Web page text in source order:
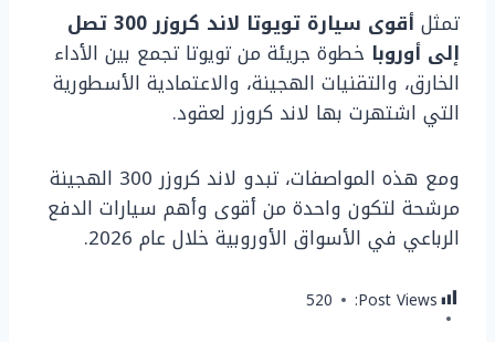
تمثل
أقوى سيارة تويوتا لاند كروزر 300 تصل
إلى أوروبا خطوة جريئة من تويوتا تجمع بين الأداء
الخارق، والتقنيات الهجينة، والاعتمادية الأسطورية
التي اشتهرت بها لاند كروزر لعقود.
ومع هذه المواصفات، تبدو لاند كروزر 300 الهجينة
مرشحة لتكون واحدة من أقوى وأهم سيارات الدفع
الرباعي في الأسواق الأوروبية خلال عام 2026.
Post Views:
520